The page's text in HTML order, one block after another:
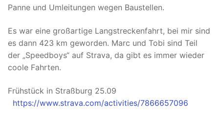
Panne und Umleitungen wegen Baustellen.
Es war eine großartige Langstreckenfahrt, bei mir sind
es dann 423 km geworden. Marc und Tobi sind Teil
der „Speedboys“ auf Strava, da gibt es immer wieder
coole Fahrten.
Frühstück in Straßburg 25.09
https://www.strava.com/activities/7866657096